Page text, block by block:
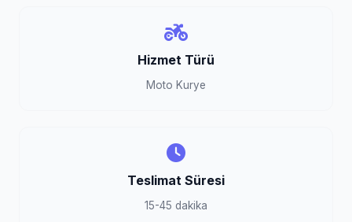
Hizmet Türü
Moto Kurye
Teslimat Süresi
15-45 dakika